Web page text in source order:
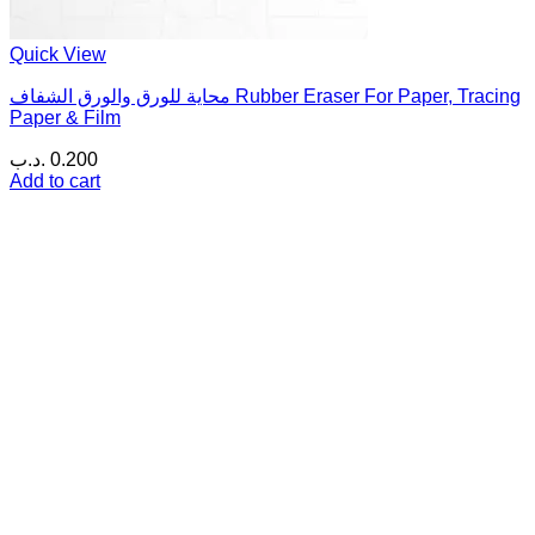
Quick View
محاية للورق والورق الشفاف Rubber Eraser For Paper, Tracing
Paper & Film
0.200 .د.ب
Add to cart